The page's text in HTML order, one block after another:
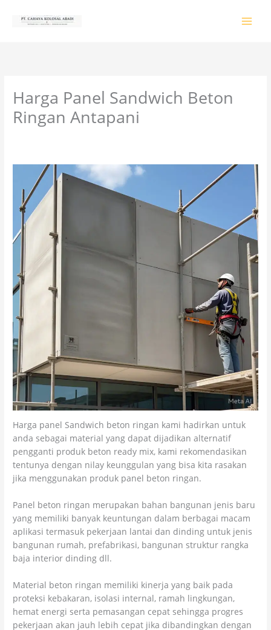
Harga Panel Sandwich Beton
Ringan Antapani
Harga panel Sandwich beton ringan kami hadirkan untuk
anda sebagai material yang dapat dijadikan alternatif
pengganti produk beton ready mix, kami rekomendasikan
tentunya dengan nilay keunggulan yang bisa kita rasakan
jika menggunakan produk panel beton ringan.
Panel beton ringan merupakan bahan bangunan jenis baru
yang memiliki banyak keuntungan dalam berbagai macam
aplikasi termasuk pekerjaan lantai dan dinding untuk jenis
bangunan rumah, prefabrikasi, bangunan struktur rangka
baja interior dinding dll.
Material beton ringan memiliki kinerja yang baik pada
proteksi kebakaran, isolasi internal, ramah lingkungan,
hemat energi serta pemasangan cepat sehingga progres
pekerjaan akan jauh lebih cepat jika dibandingkan dengan